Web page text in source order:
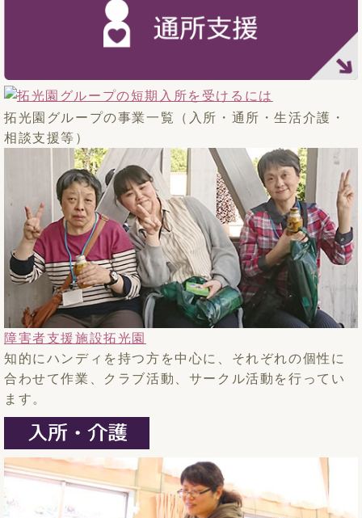
拓光園グループの事業一覧（入所・通所・生活介護・
相談支援等）
障害者支援施設拓光園
知的にハンディを持つ方を中心に、それぞれの個性に
合わせて作業、クラブ活動、サークル活動を行ってい
ます。